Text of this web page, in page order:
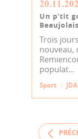
Un p’tit
Trois
nouveau,
populat...
Sport JDA